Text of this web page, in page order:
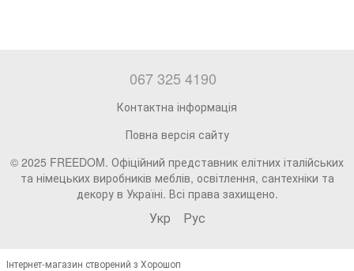
067 325 4190
Контактна інформація
Повна версія сайту
© 2025 FREEDOM. Офіційний представник елітних італійських
та німецьких виробників меблів, освітлення, сантехніки та
декору в Україні. Всі права захищено.
Укр Рус
Інтернет-магазин створений з Хорошоп